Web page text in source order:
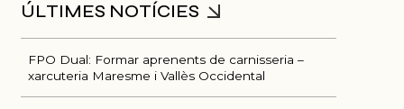
FPO Dual: Formar aprenents de carnisseria –
xarcuteria Maresme i Vallès Occidental